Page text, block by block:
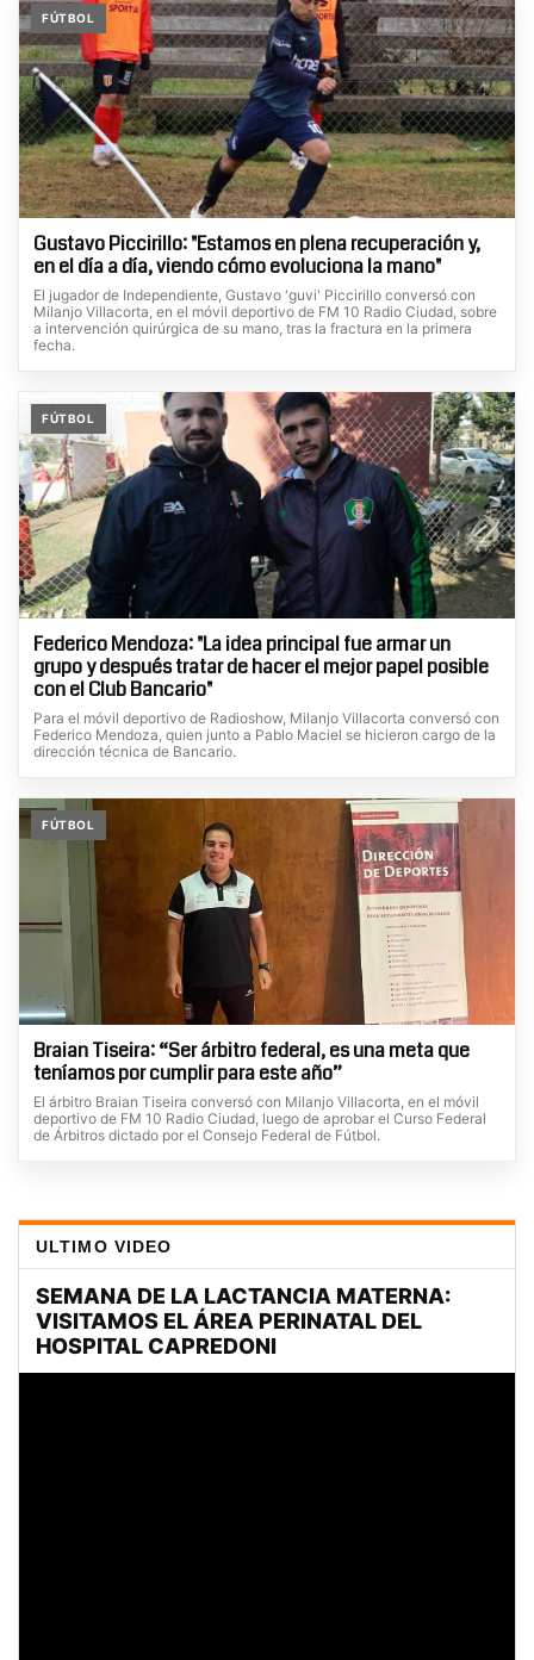
FÚTBOL
Gustavo Piccirillo: "Estamos en plena recuperación y,
en el día a día, viendo cómo evoluciona la mano"
El jugador de Independiente, Gustavo 'guvi' Piccirillo conversó con
Milanjo Villacorta, en el móvil deportivo de FM 10 Radio Ciudad, sobre
a intervención quirúrgica de su mano, tras la fractura en la primera
fecha.
FÚTBOL
Federico Mendoza: "La idea principal fue armar un
grupo y después tratar de hacer el mejor papel posible
con el Club Bancario"
Para el móvil deportivo de Radioshow, Milanjo Villacorta conversó con
Federico Mendoza, quien junto a Pablo Maciel se hicieron cargo de la
dirección técnica de Bancario.
FÚTBOL
Braian Tiseira: “Ser árbitro federal, es una meta que
teníamos por cumplir para este año”
El árbitro Braian Tiseira conversó con Milanjo Villacorta, en el móvil
deportivo de FM 10 Radio Ciudad, luego de aprobar el Curso Federal
de Árbitros dictado por el Consejo Federal de Fútbol.
ULTIMO VIDEO